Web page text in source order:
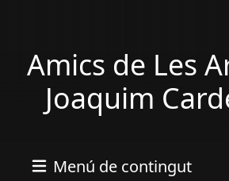
Amics de Les
Joaquim
Menú de contingut